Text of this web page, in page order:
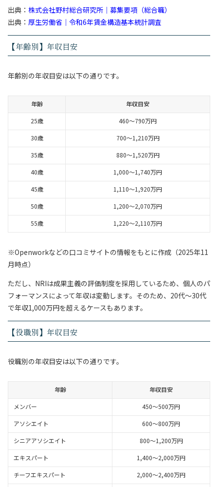
出典： 株式会社野村総合研究所｜募集要項（総合職）
出典： 厚生労働省 ｜ 令和6年賃金構造基本統計調査
【年齢別】年収目安
年齢別の年収目安は以下の通りです。
年齢 年収目安
25歳 460〜790万円
30歳 700〜1,210万円
35歳 880〜1,520万円
40歳 1,000〜1,740万円
45歳 1,110〜1,920万円
50歳 1,200〜2,070万円
55歳 1,220〜2,110万円
※Openworkなどの口コミサイトの情報をもとに作成（2025年11
月時点）
ただし、NRIは成果主義の評価制度を採用しているため、個人のパ
フォーマンスによって年収は変動します。そのため、20代〜30代
で年収1,000万円を超えるケースもあります。
【役職別】年収目安
役職別の年収目安は以下の通りです。
年齢 年収目安
メンバー 450〜500万円
アソシエイト 600〜800万円
シニアアソシエイト 800〜1,200万円
エキスパート 1,400〜2,000万円
チーフエキスパート 2,000〜2,400万円